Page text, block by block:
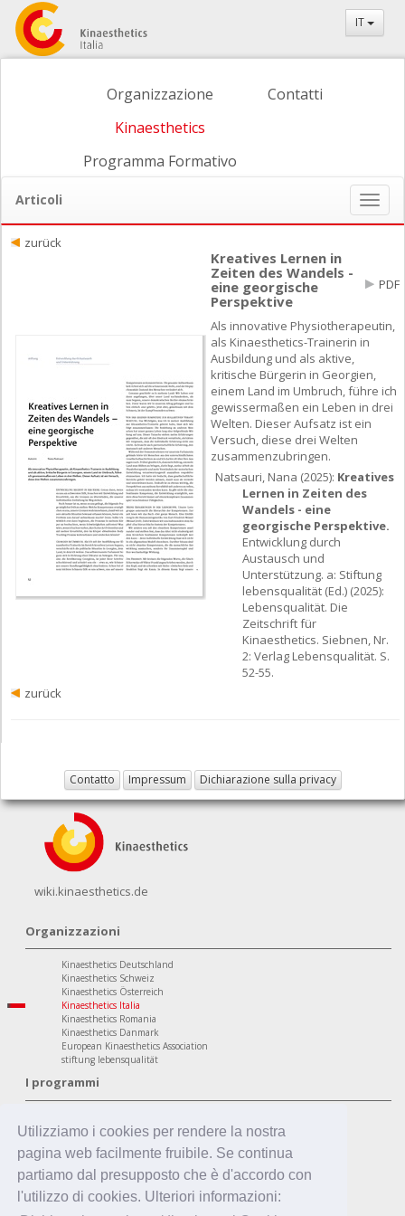
Utilizziamo i cookies per rendere la nostra
pagina web facilmente fruibile. Se continua
partiamo dal presupposto che è d'accordo con
l'utilizzo di cookies. Ulteriori informazioni:
IT
Organizzazione
Kinaesthetics
Programma Formativo
Contatti
Articoli
ein-/
zurück
Kreatives Lernen in
Zeiten des Wandels -
eine georgische
Perspektive
PDF
Als innovative Physiotherapeutin,
als Kinaesthetics-Trainerin in
Ausbildung und als aktive,
kritische Bürgerin in Georgien,
einem Land im Umbruch, führe ich
gewissermaßen ein Leben in drei
Welten. Dieser Aufsatz ist ein
Versuch, diese drei Welten
zusammenzubringen.
Natsauri, Nana (2025): Kreatives
Lernen in Zeiten des
Wandels - eine
georgische Perspektive.
Entwicklung durch
Austausch und
Unterstützung. a: Stiftung
lebensqualität (Ed.) (2025):
Lebensqualität. Die
Zeitschrift für
Kinaesthetics. Siebnen, Nr.
2: Verlag Lebensqualität. S.
52-55.
zurück
Contatto Impressum Dichiarazione sulla privacy
wiki.kinaesthetics.de
Organizzazioni
Kinaesthetics Deutschland
Kinaesthetics Schweiz
Kinaesthetics Österreich
Kinaesthetics Italia
Kinaesthetics Romania
Kinaesthetics Danmark
European Kinaesthetics Association
stiftung lebensqualität
I programmi
Kinaesthetics Qualità di Vita nella Terza Età
Kinaesthetics Salute sul Posto di Lavoro
Kinaesthetics Apprendimento Creativo
Ambito Professionale
Kinaesthetics nell'Assistenza
Kinaesthetics nell'Assistenza in Famiglia